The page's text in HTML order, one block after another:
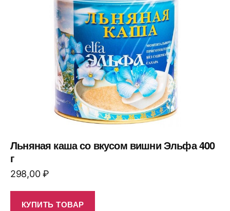
Льняная каша со вкусом вишни Эльфа 400
г
298,00₽
КУПИТЬ ТОВАР